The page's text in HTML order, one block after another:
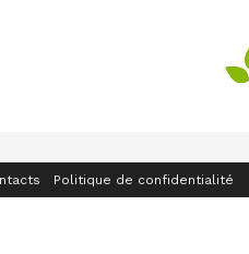
Politique de confidentialité